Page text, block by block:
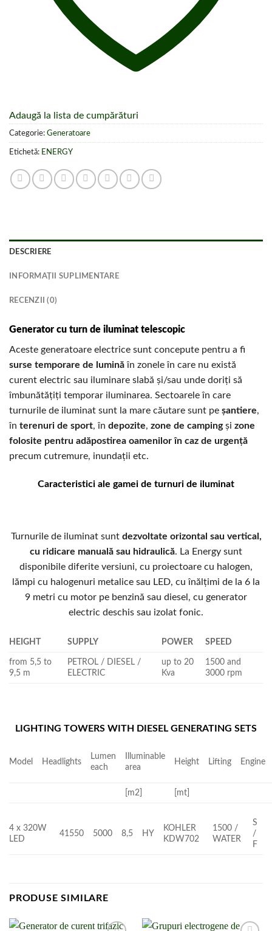
Adaugă la lista de cumpărături
Categorie: Generatoare
Etichetă: ENERGY
DESCRIERE
INFORMAȚII SUPLIMENTARE
RECENZII (0)
Generator cu turn de iluminat telescopic
Aceste generatoare electrice sunt concepute pentru a fi
surse temporare de luminăîn zonele în care nu există
curent electric sau iluminare slabă și/sau unde doriți să
îmbunătățiți temporar iluminarea. Sectoarele în care
turnurile de iluminat sunt la mare căutare sunt pe șantiere,
în terenuri de sport, în depozite, zone de campingși zone
folosite pentru adăpostirea oamenilor în caz de urgență
precum cutremure, inundații etc.
Caracteristici ale gamei de turnuri de iluminat
Turnurile de iluminat sunt dezvoltate orizontal sau vertical,
cu ridicare manuală sau hidraulică. La Energy sunt
disponibile diferite versiuni, cu proiectoare cu halogen,
lămpi cu halogenuri metalice sau LED, cu înălțimi de la 6 la
9 metri cu motor pe benzină sau diesel, cu generator
electric deschis sau izolat fonic.
HEIGHT SUPPLY POWER SPEED
from 5,5 to
9,5 m
PETROL / DIESEL /
ELECTRIC
up to 20
Kva
1500 and
3000 rpm
LIGHTING TOWERS WITH DIESEL GENERATING SETS
Model Headlights
Lumen
each
Illuminable
area
Height Lifting Engine
[m2] [mt]
4 x 320W
LED
41550 5000 8,5 HY
KOHLER
KDW702
1500 /
WATER
S
/
F
PRODUSE SIMILARE